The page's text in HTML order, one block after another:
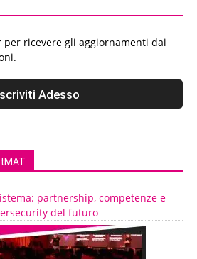
ricevere gli aggiornamenti dai
partnership, competenze e
del futuro